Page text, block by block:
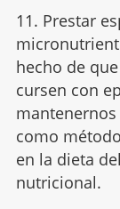
11. Prestar
hecho de
cursen con
como
en la dieta
nutricional.